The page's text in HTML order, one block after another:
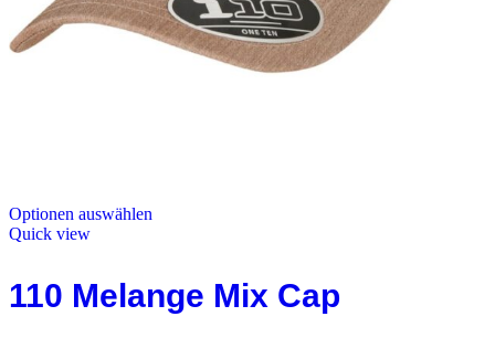
Optionen auswählen
Quick view
110 Melange Mix Cap